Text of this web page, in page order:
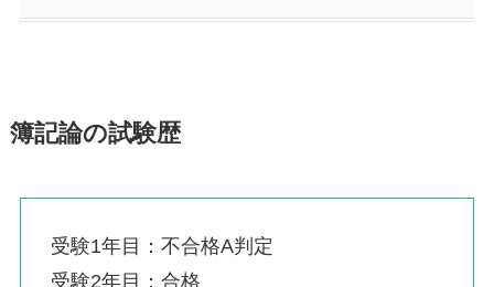
簿記論の試験歴
受験1年目：不合格A判定
受験2年目：合格